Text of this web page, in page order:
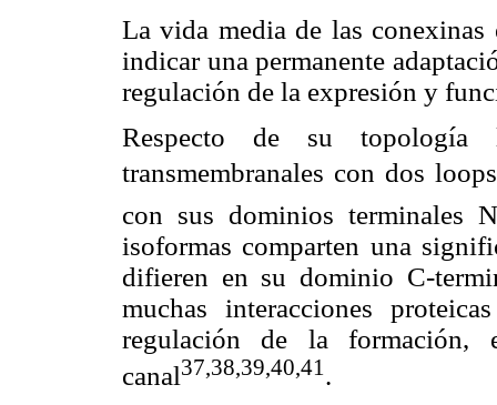
La vida media de las
indicar una permanente
regulación de la expresión y
Respecto de su topología
transmembranales con dos
con sus dominios terminales
isoformas comparten una
difieren en su dominio C-
muchas interacciones
regulación de la formación,
canal37,38,39,40,41 .